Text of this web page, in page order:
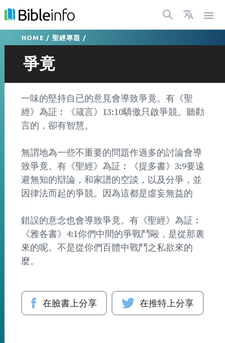
HOME / 聖經專題 /
爭竟
一味的堅持自已的意見會導致爭竟。有《聖
經》為証︰《箴言》13:10驕傲只啟爭競。聽勸
言的，卻有智慧。
無謂地為一些不重要的問題作過多的討論會導
致爭竟。有《聖經》為証︰《提多書》3:9要遠
避無知的辯論，和家譜的空談，以及分爭，並
因律法而起的爭競。因為這都是虛妄無益的
錯誤的意念也會導致爭竟。有《聖經》為証︰
《雅各書》4:1你們中間的爭戰鬥毆，是從那裏
來的呢。不是從你們百體中戰鬥之私欲來的
麼。
在臉書上分享 在推特上分享